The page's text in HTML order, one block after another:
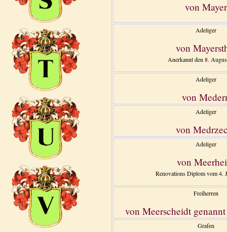
von Mayer
Adeliger
von
Anerkannt den 8.
Adeliger
von
Adeliger
von
Adeliger
von
Renovations Diplom vom 4.
Freiherren
von Meerscheidt
Grafen